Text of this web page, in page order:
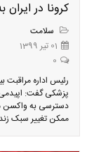
کرونا در
سلامت
01 تیر 1399
0
رئیس اداره مراقبت
دسترسی به واکسن هم
ممکن تغییر سبک